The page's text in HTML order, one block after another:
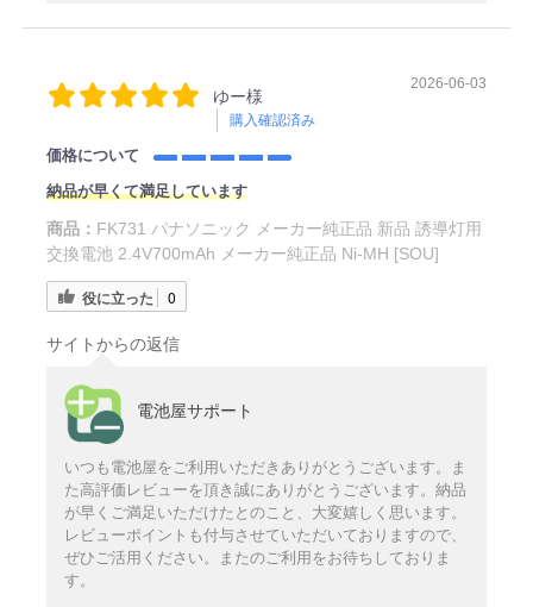
ゆー様
購入確認済み
2026-06-03
価格について
納品が早くて満足しています
商品： FK731 パナソニック メーカー純正品 新品 誘導灯用
交換電池 2.4V700mAh メーカー純正品 Ni-MH [SOU]
役に立った 0
サイトからの返信
電池屋サポート
いつも電池屋をご利用いただきありがとうございます。ま
た高評価レビューを頂き誠にありがとうございます。納品
が早くご満足いただけたとのこと、大変嬉しく思います。
レビューポイントも付与させていただいておりますので、
ぜひご活用ください。またのご利用をお待ちしておりま
す。